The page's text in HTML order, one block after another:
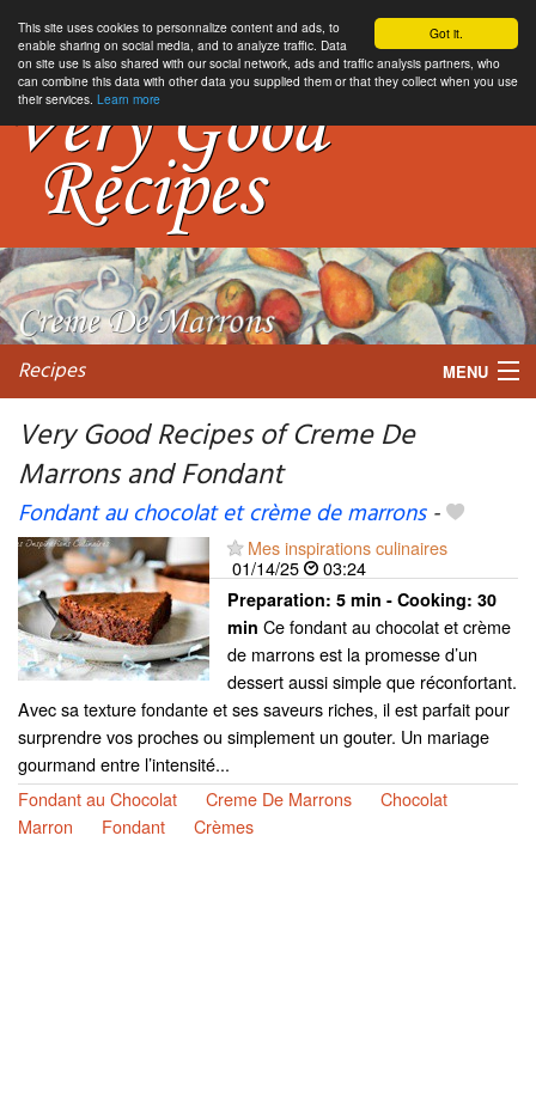
Got it.
This site uses cookies to personnalize content and ads, to
enable sharing on social media, and to analyze traffic. Data
on site use is also shared with our social network, ads and traffic analysis partners, who
can combine this data with other data you supplied them or that they collect when you use
their services. Learn more
Recipes MENU
Very Good Recipes of Creme De
Marrons and Fondant
Fondant au chocolat et crème de marrons-
Mes inspirations culinaires
01/14/25
03:24
Preparation: 5 min - Cooking: 30
min Ce fondant au chocolat et crème
de marrons est la promesse d’un
dessert aussi simple que réconfortant.
Avec sa texture fondante et ses saveurs riches, il est parfait pour
surprendre vos proches ou simplement un gouter. Un mariage
gourmand entre l’intensité...
Fondant au Chocolat
Creme De Marrons
Chocolat
Marron
Fondant Crèmes